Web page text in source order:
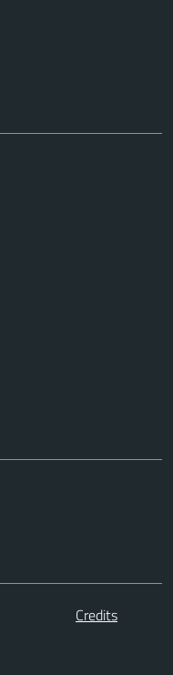
Credits